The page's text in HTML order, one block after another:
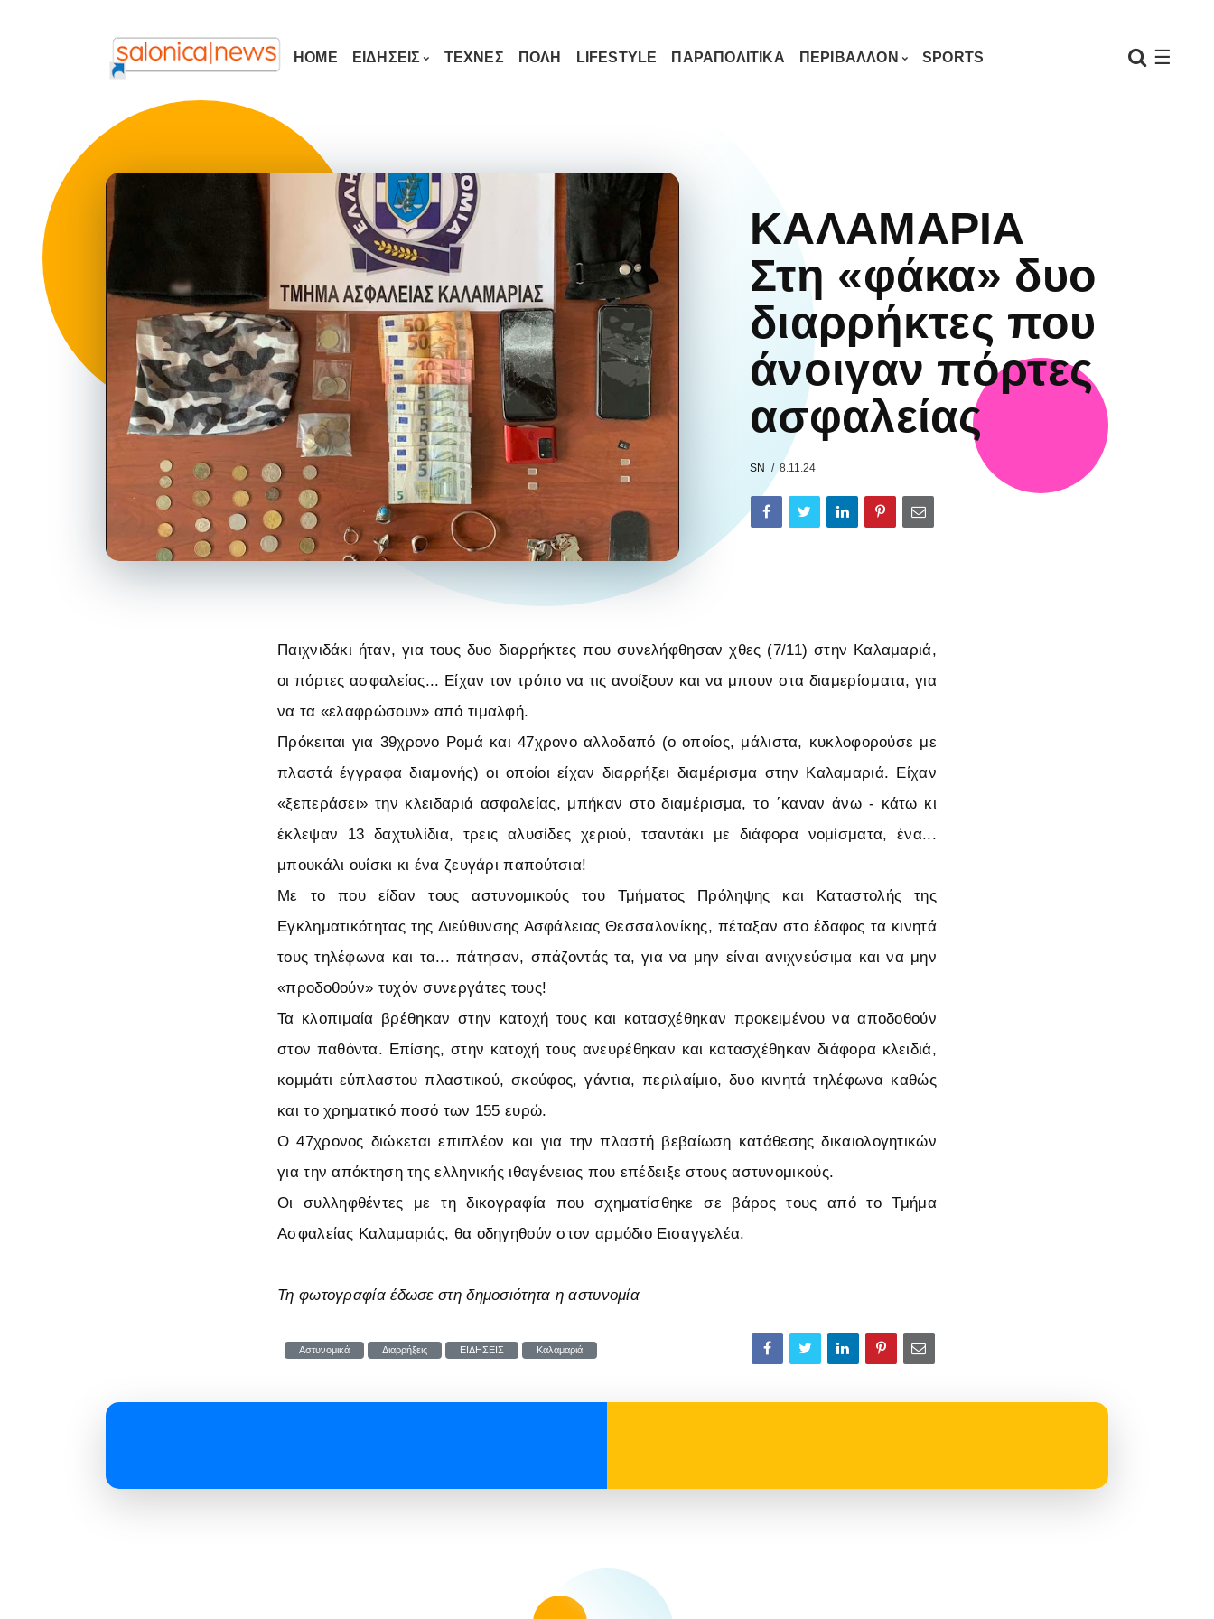
☰
HOME ΕΙΔΗΣΕΙΣ ΤΕΧΝΕΣ ΠΟΛΗ LIFESTYLE ΠΑΡΑΠΟΛΙΤΙΚΑ ΠΕΡΙΒΑΛΛΟΝ SPORTS
ΚΑΛΑΜΑΡΙΑ
Στη «φάκα» δυο
διαρρήκτες που
άνοιγαν πόρτες
ασφαλείας
SN 8.11.24
Παιχνιδάκι ήταν, για τους δυο διαρρήκτες που συνελήφθησαν χθες (7/11) στην Καλαμαριά,
οι πόρτες ασφαλείας... Είχαν τον τρόπο να τις ανοίξουν και να μπουν στα διαμερίσματα, για
να τα «ελαφρώσουν» από τιμαλφή.
Πρόκειται για 39χρονο Ρομά και 47χρονο αλλοδαπό (ο οποίος, μάλιστα, κυκλοφορούσε με
πλαστά έγγραφα διαμονής) οι οποίοι είχαν διαρρήξει διαμέρισμα στην Καλαμαριά. Είχαν
«ξεπεράσει» την κλειδαριά ασφαλείας, μπήκαν στο διαμέρισμα, το ΄καναν άνω - κάτω κι
έκλεψαν 13 δαχτυλίδια, τρεις αλυσίδες χεριού, τσαντάκι με διάφορα νομίσματα, ένα...
μπουκάλι ουίσκι κι ένα ζευγάρι παπούτσια!
Με το που είδαν τους αστυνομικούς του Τμήματος Πρόληψης και Καταστολής της
Εγκληματικότητας της Διεύθυνσης Ασφάλειας Θεσσαλονίκης, πέταξαν στο έδαφος τα κινητά
τους τηλέφωνα και τα... πάτησαν, σπάζοντάς τα, για να μην είναι ανιχνεύσιμα και να μην
«προδοθούν» τυχόν συνεργάτες τους!
Τα κλοπιμαία βρέθηκαν στην κατοχή τους και κατασχέθηκαν προκειμένου να αποδοθούν
στον παθόντα. Επίσης, στην κατοχή τους ανευρέθηκαν και κατασχέθηκαν διάφορα κλειδιά,
κομμάτι εύπλαστου πλαστικού, σκούφος, γάντια, περιλαίμιο, δυο κινητά τηλέφωνα καθώς
και το χρηματικό ποσό των 155 ευρώ.
Ο 47χρονος διώκεται επιπλέον και για την πλαστή βεβαίωση κατάθεσης δικαιολογητικών
για την απόκτηση της ελληνικής ιθαγένειας που επέδειξε στους αστυνομικούς.
Οι συλληφθέντες με τη δικογραφία που σχηματίσθηκε σε βάρος τους από το Τμήμα
Ασφαλείας Καλαμαριάς, θα οδηγηθούν στον αρμόδιο Εισαγγελέα.
Τη φωτογραφία έδωσε στη δημοσιότητα η αστυνομία
Αστυνομικά Διαρρήξεις ΕΙΔΗΣΕΙΣ Καλαμαριά